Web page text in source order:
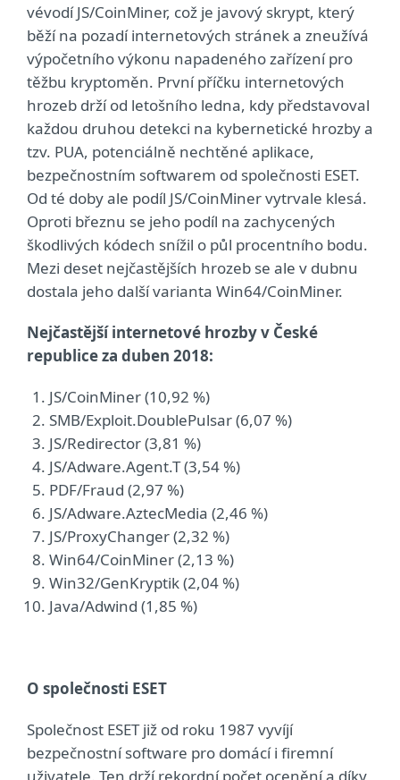
vévodí JS/CoinMiner, což je javový skrypt, který
běží na pozadí internetových stránek a zneužívá
výpočetního výkonu napadeného zařízení pro
těžbu kryptoměn. První příčku internetových
hrozeb drží od letošního ledna, kdy představoval
každou druhou detekci na kybernetické hrozby a
tzv. PUA, potenciálně nechtěné aplikace,
bezpečnostním softwarem od společnosti ESET.
Od té doby ale podíl JS/CoinMiner vytrvale klesá.
Oproti březnu se jeho podíl na zachycených
škodlivých kódech snížil o půl procentního bodu.
Mezi deset nejčastějších hrozeb se ale v dubnu
dostala jeho další varianta Win64/CoinMiner.
Nejčastější internetové hrozby v České
republice za duben 2018:
JS/CoinMiner (10,92 %)
SMB/Exploit.DoublePulsar (6,07 %)
JS/Redirector (3,81 %)
JS/Adware.Agent.T (3,54 %)
PDF/Fraud (2,97 %)
JS/Adware.AztecMedia (2,46 %)
JS/ProxyChanger (2,32 %)
Win64/CoinMiner (2,13 %)
Win32/GenKryptik (2,04 %)
Java/Adwind (1,85 %)
O společnosti ESET
Společnost ESET již od roku 1987 vyvíjí
bezpečnostní software pro domácí i firemní